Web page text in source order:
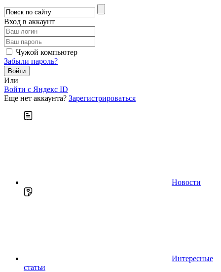
Вход в аккаунт
Чужой компьютер
Забыли пароль?
Или
Войти c Яндекс ID
Еще нет аккаунта? Зарегистрироваться
Новости
Интересные
статьи